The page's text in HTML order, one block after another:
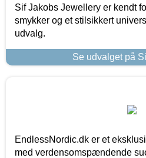
Sif Jakobs Jewellery er kendt
smykker og et stilsikkert
udvalg.
Se udvalget på
EndlessNordic.dk er et
med verdensomspændende